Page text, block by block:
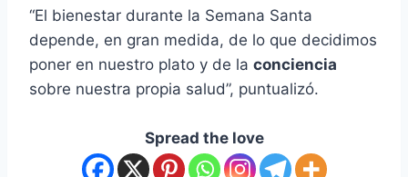
“El bienestar durante la Semana Santa
depende, en gran medida, de lo que decidimos
poner en nuestro plato y de la conciencia
sobre nuestra propia salud”, puntualizó.
Spread the love